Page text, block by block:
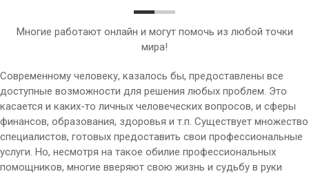
Многие работают онлайн и могут помочь из любой точки
мира!
Современному человеку, казалось бы, предоставлены все
доступные возможности для решения любых проблем. Это
касается и каких-то личных человеческих вопросов, и сферы
финансов, образования, здоровья и т.п. Существует множество
специалистов, готовых предоставить свои профессиональные
услуги. Но, несмотря на такое обилие профессиональных
помощников, многие вверяют свою жизнь и судьбу в руки